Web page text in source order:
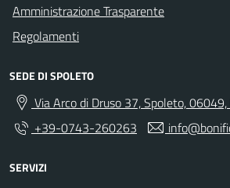
Amministrazione Trasparente
Regolamenti
SEDE DI SPOLETO
Via Arco di Druso 37, Spoleto,
+39-0743-260263
SERVIZI